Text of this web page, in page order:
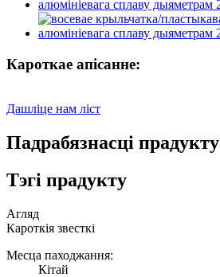
Кароткае апісанне:
Дашліце нам ліст
Падрабязнасці прадукту
Тэгі прадукту
Агляд
Кароткія звесткі
Месца паходжання:
Кітай